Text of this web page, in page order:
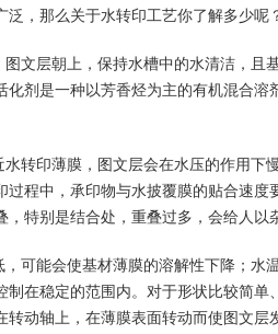
泛，那么关于水转印工艺你了解多
文层朝上，保持水槽中的水清洁，且
剂是一种以芳香烃为主的有机混合溶
转印薄膜，图文层会在水压的作用下
程中，承印物与水披覆膜的贴合速度
特别是结合处，重叠过多，会给人
可能会使基材薄膜的溶解性下降；水
在稳定的范围内。对于形状比较简单
动轴上，在薄膜表面转动而使图文层